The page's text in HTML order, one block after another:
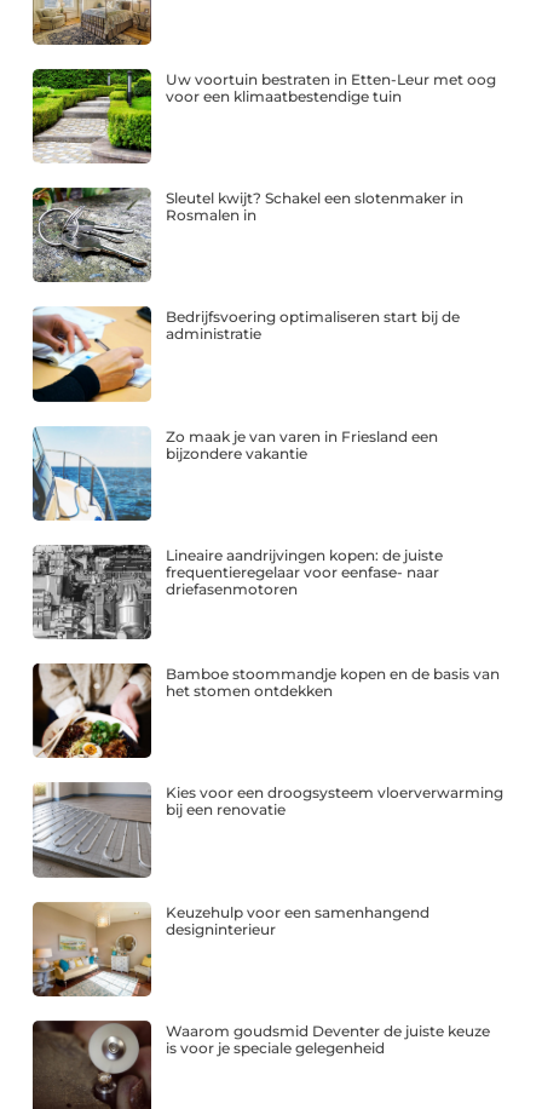
Uw voortuin bestraten in Etten-Leur met oog
voor een klimaatbestendige tuin
Sleutel kwijt? Schakel een slotenmaker in
Rosmalen in
Bedrijfsvoering optimaliseren start bij de
administratie
Zo maak je van varen in Friesland een
bijzondere vakantie
Lineaire aandrijvingen kopen: de juiste
frequentieregelaar voor eenfase- naar
driefasenmotoren
Bamboe stoommandje kopen en de basis van
het stomen ontdekken
Kies voor een droogsysteem vloerverwarming
bij een renovatie
Keuzehulp voor een samenhangend
designinterieur
Waarom goudsmid Deventer de juiste keuze
is voor je speciale gelegenheid